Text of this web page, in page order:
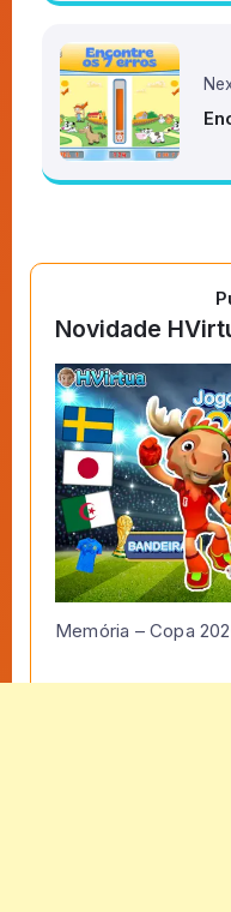
Novidade
Memória – Copa